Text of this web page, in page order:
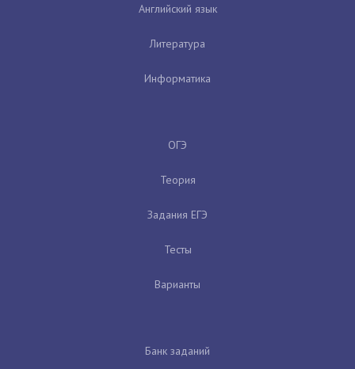
Английский язык
Литература
Информатика
ОГЭ
Теория
Задания ЕГЭ
Тесты
Варианты
Банк заданий